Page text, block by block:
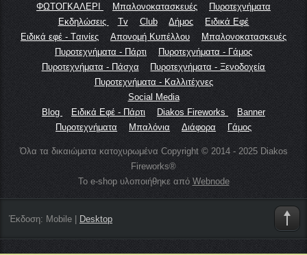
ΦΩΤΟΓΚΑΛΕΡΙ
Μπαλονοκατασκευές
Πυροτεχνήματα
Εκδηλώσεις
Tv Club Δήμος
Ειδικά Εφέ
Ειδικά εφέ - Tαινίες
Απονομή Κυπέλλου
Μπαλονοκατασκευές
Πυροτεχνήματα - Πάρτι
Πυροτεχνήματα - Γάμος
Πυροτεχνήματα - Πάσχα
Πυροτεχνήματα - Ξενοδοχεία
Πυροτεχνήματα - Καλλιτέχνες
Social Media
Blog
Ειδικά Εφέ - Πάρτι Diakos Fireworks
Banner
Πυροτεχνήματα
Μπαλόνια Διάφορα Γάμος
Όλα τα δικαιώματα κατοχυρωμένα Copyright © 2014 - 2025 Diakos
Fireworks®
Το e-shop υλοποιήθηκε από Webnode
Έκδοση: Mobile| Desktop